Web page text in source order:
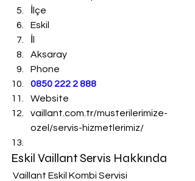
İlçe
Eskil
Aksaray
Phone
0850 222 2 888
Website
vaillant.com.tr/musterilerimize-
ozel/servis-hizmetlerimiz/
Eskil Vaillant Servis Hakkında
Vaillant Eskil Kombi Servisi